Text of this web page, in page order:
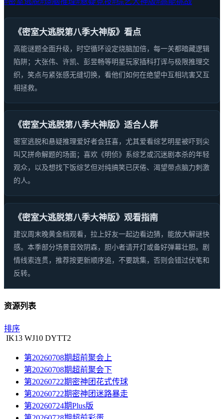
《密室大逃脱第八季大神版》看点
高能谜题全面升级，时空循环设定烧脑加倍，每一关都暗藏逻辑
陷阱；大张伟、许凯、彭昱畅等明星玩家插科打诨与极限推理交
织，笑点与紧张感无缝切换，看他们如何在绝望中互相坑害又互
相拯救。
《密室大逃脱第八季大神版》适合人群
密室逃脱和悬疑推理爱好者会狂喜，尤其爱看综艺明星被吓到尖
叫又拼命解题的场面；喜欢《明侦》系综艺或沉迷剧本杀的年轻
观众，以及想找下饭综艺但对纯搞笑已厌倦、渴望带点脑力刺激
的人。
《密室大逃脱第八季大神版》观看指南
建议周末晚黄金档观看，拉上好友一起边看边猜，能放大解谜快
感。本季部分场景音效阴森，胆小者请开灯或备好弹幕壮胆。剧
情线索连贯，推荐按更新顺序追，不要跳集，否则会错过伏笔和
反转。
资源列表
排序
IK13 WJ10 DYTT2
第20260708期超前聚会上
第20260708期超前聚会下
第20260722期密神团花式传球
第20260722期密神团迷路暴走
第20260724期Plus版